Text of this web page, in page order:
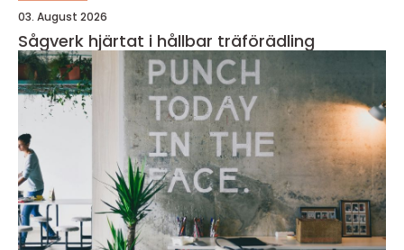
03. August 2026
Sågverk hjärtat i hållbar träförädling